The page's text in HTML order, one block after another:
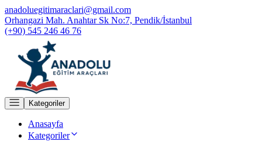
anadoluegitimaraclari@gmail.com
Orhangazi Mah. Anahtar Sk No:7, Pendik/İstanbul
(+90) 545 246 46 76
Kategoriler
Anasayfa
Kategoriler